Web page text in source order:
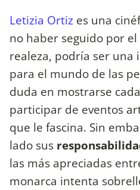
Letizia Ortiz es una
no haber seguido por
realeza, podría ser
para el mundo de las
duda en mostrarse
participar de eventos
que le fascina. Sin
lado sus
las más apreciadas
monarca intenta